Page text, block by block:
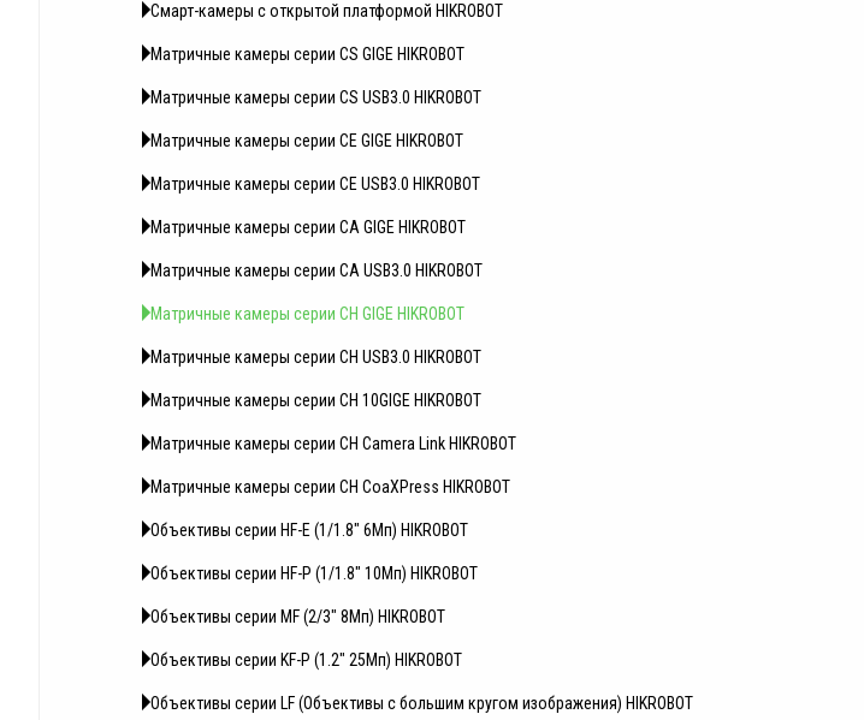
Смарт-камеры с открытой платформой HIKROBOT
Матричные камеры серии CS GIGE HIKROBOT
Матричные камеры серии CS USB3.0 HIKROBOT
Матричные камеры серии CE GIGE HIKROBOT
Матричные камеры серии CE USB3.0 HIKROBOT
Матричные камеры серии CA GIGE HIKROBOT
Матричные камеры серии CA USB3.0 HIKROBOT
Матричные камеры серии CH GIGE HIKROBOT
Матричные камеры серии CH USB3.0 HIKROBOT
Матричные камеры серии CH 10GIGE HIKROBOT
Матричные камеры серии CH Camera Link HIKROBOT
Матричные камеры серии CH CoaXPress HIKROBOT
Объективы серии HF-E (1/1.8" 6Мп) HIKROBOT
Объективы серии HF-P (1/1.8" 10Мп) HIKROBOT
Объективы серии MF (2/3" 8Мп) HIKROBOT
Объективы серии KF-P (1.2" 25Мп) HIKROBOT
Объективы серии LF (Объективы с большим кругом изображения) HIKROBOT